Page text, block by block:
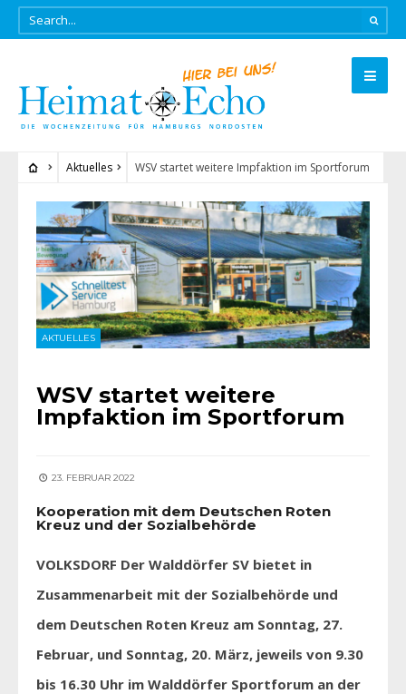
Aktuelles WSV startet weitere Impfaktion im Sportforum
AKTUELLES
WSV startet weitere
Impfaktion im Sportforum
23. FEBRUAR 2022
Kooperation mit dem Deutschen Roten
Kreuz und der Sozialbehörde
VOLKSDORF Der Walddörfer SV bietet in
Zusammenarbeit mit der Sozialbehörde und
dem Deutschen Roten Kreuz am Sonntag, 27.
Februar, und Sonntag, 20. März, jeweils von 9.30
bis 16.30 Uhr im Walddörfer Sportforum an der